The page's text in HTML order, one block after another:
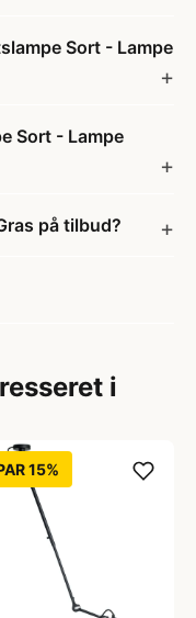
Sort - Lampe
Sort - Lampe
på tilbud?
i
15%